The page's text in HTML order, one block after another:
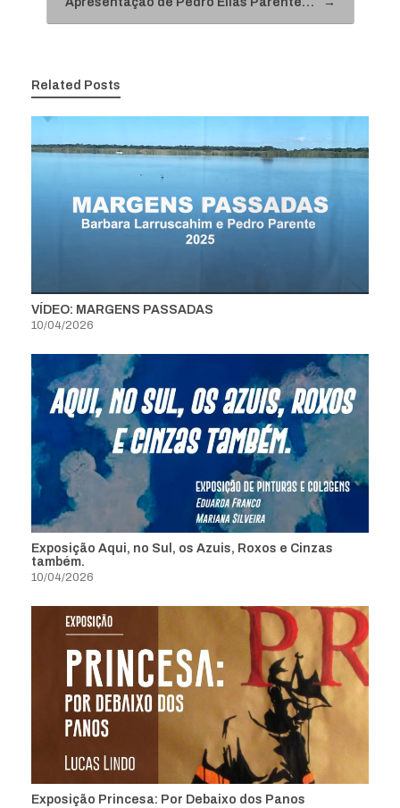
Related Posts
VÍDEO: MARGENS PASSADAS
10/04/2026
Exposição Aqui, no Sul, os Azuis, Roxos e Cinzas
também.
10/04/2026
Exposição Princesa: Por Debaixo dos Panos